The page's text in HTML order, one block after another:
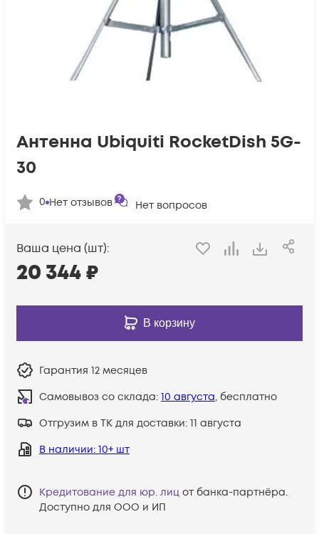
Антенна Ubiquiti RocketDish 5G-
30
0 Нет отзывов Нет вопросов
Ваша цена (шт):
20 344₽
В корзину
Гарантия 12 месяцев
Самовывоз со склада: 10 августа, бесплатно
Отгрузим в ТК для доставки: 11 августа
В наличии: 10+ шт
Кредитование для юр. лиц от банка-партнёра.
Доступно для ООО и ИП